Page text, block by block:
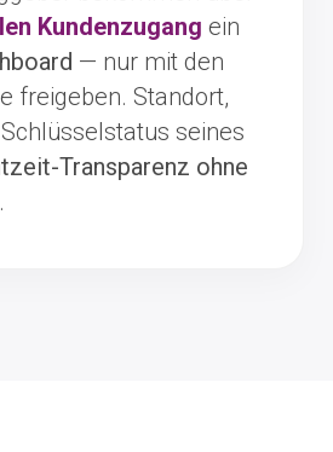
Kundenzugang ein
— nur mit den
freigeben. Standort,
seines
Transparenz ohne
.